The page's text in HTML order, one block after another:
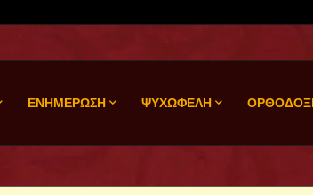
ΕΝΗΜΕΡΩΣΗ ΨΥΧΩΦΕΛΗ